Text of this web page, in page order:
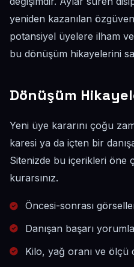
yeniden kazanılan
potansiyel üyelere ilham
bu dönüşüm hikayelerini
Dönüşüm
Yeni üye kararını çoğu
karesi ya da içten bir
Sitenizde bu içerikleri öne
kurarsınız.
Öncesi-sonrası
Danışan başarı
Kilo, yağ oranı ve ölçü